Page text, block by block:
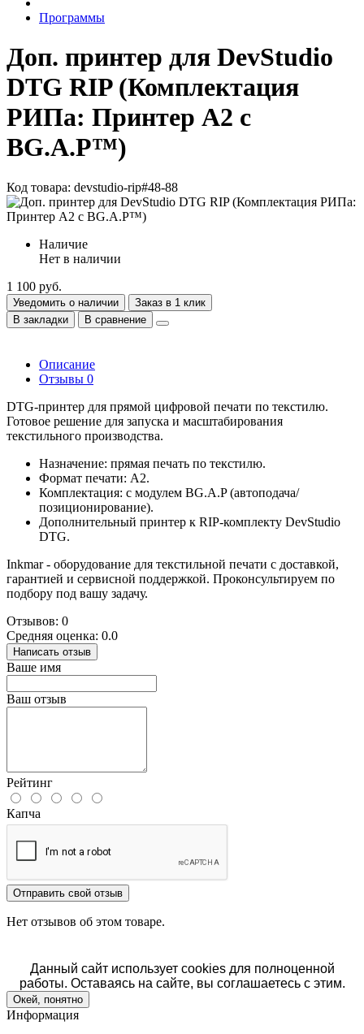
Программы
Доп. принтер для DevStudio
DTG RIP (Комплектация
РИПа: Принтер А2 c
BG.A.P™)
Код товара: devstudio-rip#48-88
Наличие
Нет в наличии
1 100 руб.
Уведомить о наличии
Заказ в 1 клик
В закладки
В сравнение
Описание
Отзывы 0
DTG-принтер для прямой цифровой печати по текстилю.
Готовое решение для запуска и масштабирования
текстильного производства.
Назначение: прямая печать по текстилю.
Формат печати: А2.
Комплектация: с модулем BG.A.P (автоподача/
позиционирование).
Дополнительный принтер к RIP-комплекту DevStudio
DTG.
Inkmar - оборудование для текстильной печати с доставкой,
гарантией и сервисной поддержкой. Проконсультируем по
подбору под вашу задачу.
Отзывов: 0
Средняя оценка: 0.0
Написать отзыв
Ваше имя
Ваш отзыв
Рейтинг
Капча
Отправить свой отзыв
Нет отзывов об этом товаре.
Данный сайт использует cookies для полноценной
работы. Оставаясь на сайте, вы соглашаетесь с этим.
Окей, понятно
Информация